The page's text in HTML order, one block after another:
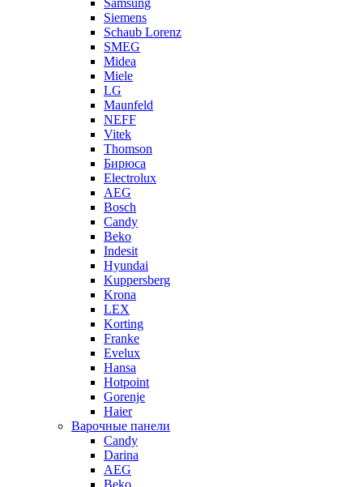
Samsung
Siemens
Schaub Lorenz
SMEG
Midea
Miele
LG
Maunfeld
NEFF
Vitek
Thomson
Бирюса
Electrolux
AEG
Bosch
Candy
Beko
Indesit
Hyundai
Kuppersberg
Krona
LEX
Korting
Franke
Evelux
Hansa
Hotpoint
Gorenje
Haier
Варочные панели
Candy
Darina
AEG